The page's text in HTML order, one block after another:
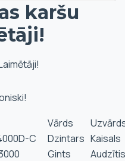
karšu
Vārds
C
Dzintars Kaisals
Gints
Audzītis